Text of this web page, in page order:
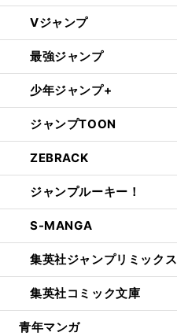
Vジャンプ
最強ジャンプ
少年ジャンプ+
ジャンプTOON
ZEBRACK
ジャンプルーキー！
S-MANGA
集英社ジャンプリミックス
集英社コミック文庫
青年マンガ